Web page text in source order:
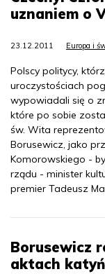
uznaniem o
23.12.2011 Europa i
Polscy politycy,
uroczystościach
wypowiadali się o
które po sobie
św. Wita
Borusewicz, jako
Komorowskiego -
rządu - minister
premier Tadeusz
Borusewicz
aktach